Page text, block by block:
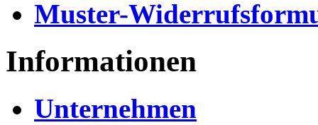
Muster-
Informationen
Unternehmen